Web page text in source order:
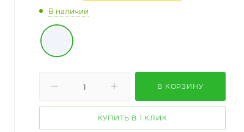
В наличии
В КОРЗИНУ
КУПИТЬ В 1 КЛИК